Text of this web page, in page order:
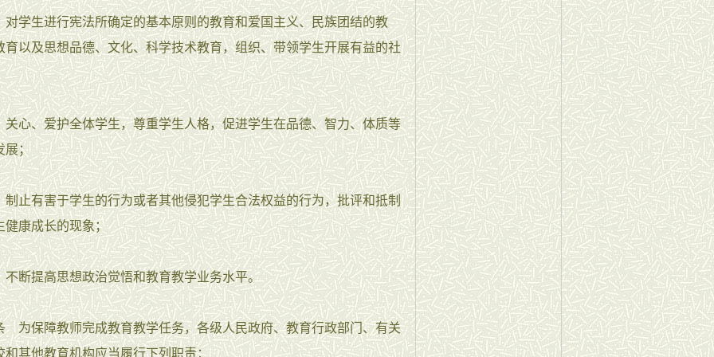
生进行宪法所确定的基本原则的教育和爱国主义、民族团结的教
育以及思想品德、文化、科学技术教育，组织、带领学生开展有益的社
、爱护全体学生，尊重学生人格，促进学生在品德、智力、体质等
；
有害于学生的行为或者其他侵犯学生合法权益的行为，批评和抵制
健康成长的现象；
提高思想政治觉悟和教育教学业务水平。
障教师完成教育教学任务，各级人民政府、教育行政部门、有关
和其他教育机构应当履行下列职责：